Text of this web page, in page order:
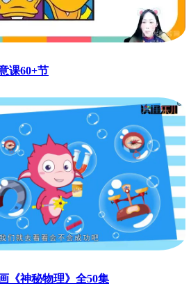
课60+节
《神秘物理》全50集